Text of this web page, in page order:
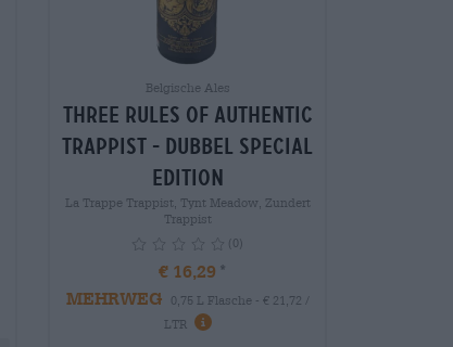
Belgische Ales
Three Rules of Authentic
Trappist - Dubbel Special
Edition
La Trappe Trappist, Tynt Meadow, Zundert
Trappist
(0)
€ 16,29
MEHRWEG
0,75 L Flasche - € 21,72 /
LTR
info